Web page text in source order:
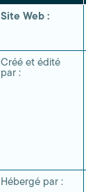
Site Web :
Créé et édité
par :
Hébergé par :